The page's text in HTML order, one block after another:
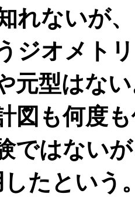
れないが
ジオメト
元型はな
図も何度
ではない
したという